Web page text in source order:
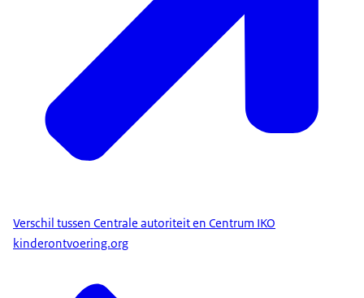
Verschil tussen Centrale autoriteit en Centrum IKO
kinderontvoering.org